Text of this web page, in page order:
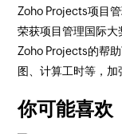
Zoho Projects项目
荣获项目管理国际
Zoho Projects的帮
图、计算工时等，加
你可能喜欢